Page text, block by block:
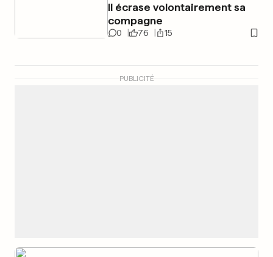
Il écrase volontairement sa
compagne
0 76 15
PUBLICITÉ